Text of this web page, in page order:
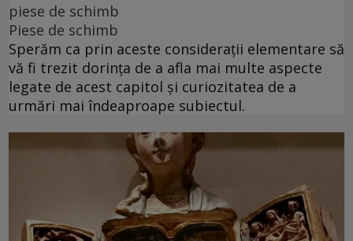
piese de schimb
Piese de schimb
Sperăm ca prin aceste considerații elementare să
vă fi trezit dorința de a afla mai multe aspecte
legate de acest capitol și curiozitatea de a
urmări mai îndeaproape subiectul.